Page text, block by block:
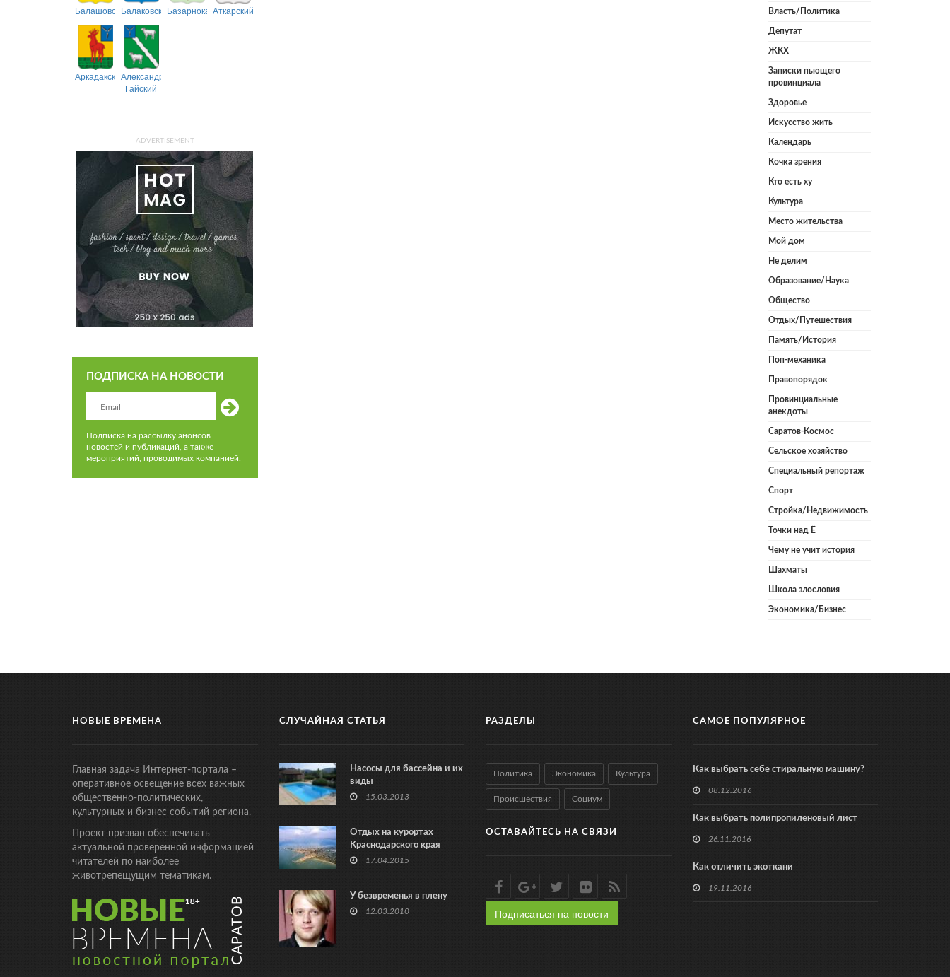
БалашовскийБалаковскийБазарнокарабулакский
Аткарский
АркадакскийАлександрово-
Гайский
ADVERTISEMENT
ПОДПИСКА НА НОВОСТИ
Подписка на рассылку анонсов
новостей и публикаций, а также
мероприятий, проводимых компанией.
Власть/Политика
Депутат
ЖКХ
Записки пьющего
провинциала
Здоровье
Искусство жить
Календарь
Кочка зрения
Кто есть ху
Культура
Место жительства
Мой дом
Не делим
Образование/Наука
Общество
Отдых/Путешествия
Память/История
Поп-механика
Правопорядок
Провинциальные
анекдоты
Саратов-Космос
Сельское хозяйство
Специальный репортаж
Спорт
Стройка/Недвижимость
Точки над Ё
Чему не учит история
Шахматы
Школа злословия
Экономика/Бизнес
НОВЫЕ ВРЕМЕНА
Главная задача Интернет-портала –
оперативное освещение всех важных
общественно-политических,
культурных и бизнес событий региона.
Проект призван обеспечивать
актуальной проверенной информацией
читателей по наиболее
животрепещущим тематикам.
СЛУЧАЙНАЯ СТАТЬЯ
Насосы для бассейна и их
виды
15.03.2013
Отдых на курортах
Краснодарского края
17.04.2015
У безвременья в плену
12.03.2010
РАЗДЕЛЫ
Политика Экономика Культура
Происшествия Социум
ОСТАВАЙТЕСЬ НА СВЯЗИ
Подписаться на новости
САМОЕ ПОПУЛЯРНОЕ
Как выбрать себе стиральную машину?
08.12.2016
Как выбрать полипропиленовый лист
26.11.2016
Как отличить экоткани
19.11.2016